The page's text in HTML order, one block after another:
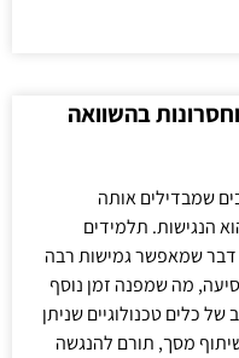
בהשוואה
שמבדילים אותה
הנגישות. תלמידים
דבר שמאפשר גמישות רבה
מה שמפנה זמן נוסף
של כלים טכנולוגיים שניתן
מסך, תורם להנגשה